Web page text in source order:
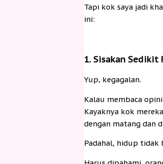
Tapi kok saya jadi
ini:
1. Sisakan Sedikit
Yup, kegagalan.
Kalau membaca
Kayaknya kok
dengan matang dan
Padahal, hidup tidak